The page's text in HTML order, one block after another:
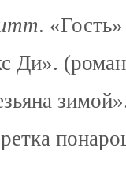
.
Ди».